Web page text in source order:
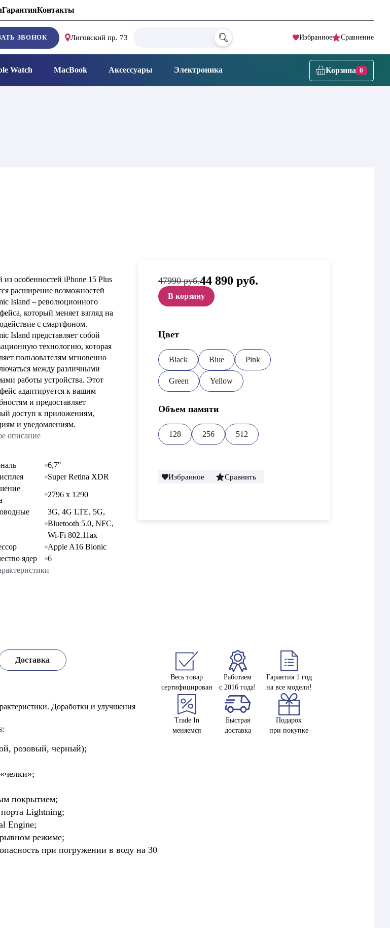
ГарантияКонтакты
ЗВОНОК Лиговский пр. 73 Избранное Сравнение
Watch MacBook Аксессуары Электроника Корзина 0
особенностей iPhone 15 Plus
расширение возможностей
Island – революционного
который меняет взгляд на
с смартфоном.
Island представляет собой
технологию, которая
пользователям мгновенно
между различными
работы устройства. Этот
адаптируется к вашим
и предоставляет
доступ к приложениям,
и уведомлениям.
описание
6,7"
Super Retina XDR
2796 x 1290
3G, 4G LTE, 5G,
Bluetooth 5.0, NFC,
Wi-Fi 802.11ax
Apple A16 Bionic
ядер
6
47990 руб. Первоначальная
цена
составляла
47
990 руб..
44 890 руб.
В корзину
Цвет
Black Blue Pink
Green Yellow
Объем памяти
128 256 512
Избранное Сравнить
Доставка
Доработки и улучшения
розовый, черный);
покрытием;
Lightning;
Engine;
режиме;
при погружении в воду на 30
Весь товар
сертифицирован
Работаем
с 2016 года!
Гарантия 1 год
на все модели!
Trade In
меняемся
Быстрая
доставка
Подарок
при покупке